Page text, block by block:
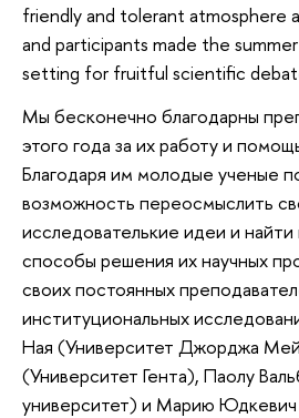
friendly and tolerant atmosphere
and participants made the
setting for fruitful scientific
Мы бесконечно благодарны
этого года за их работу и
Благодаря им молодые ученые
возможность переосмыслить
исследователькие идеи и
способы решения их научных
своих постоянных
институциональных
Ная (Университет Джорджа
(Университет Гента), Паолу
университет) и Марию